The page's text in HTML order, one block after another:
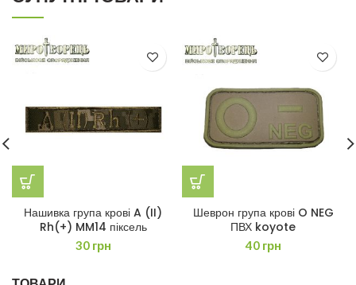
Нашивка група крові A (II)
Rh(+) MM14 піксель
30 грн
Шеврон група крові O NEG
ПВХ koyote
40 грн